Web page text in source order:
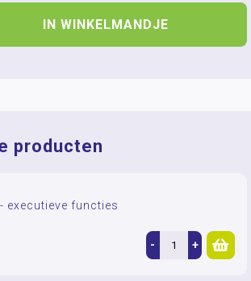
IN WINKELMANDJE
producten
executieve functies
- +